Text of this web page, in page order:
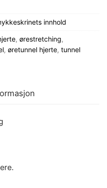
innhold
, ørestretching,
, øretunnel hjerte, tunnel